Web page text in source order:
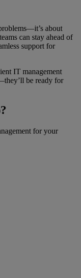
about
can stay ahead of
support for
IT management
be ready for
for your